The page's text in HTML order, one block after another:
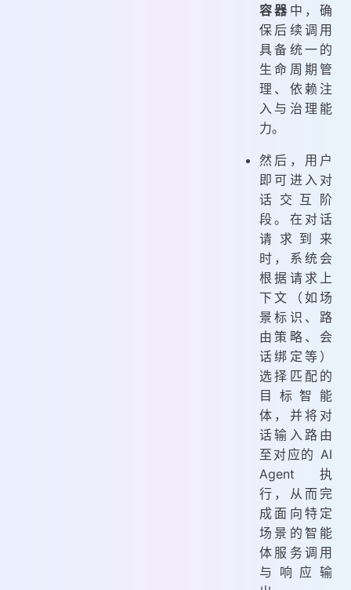
容器 中，确
保后续调用
具备统一的
生命周期管
理、依赖注
入与治理能
力。
然后，用户
即可进入对
话交互阶
段。在对话
请求到来
时，系统会
根据请求上
下文（如场
景标识、路
由策略、会
话绑定等）
选择匹配的
目标智能
体，并将对
话输入路由
至对应的 AI
Agent 执
行，从而完
成面向特定
场景的智能
体服务调用
与响应输